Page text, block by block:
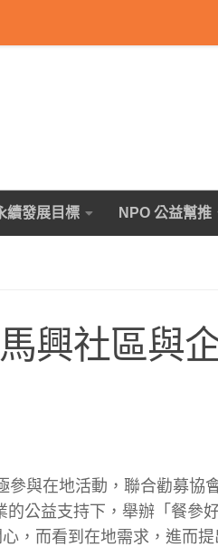
續發展目標 NPO 公益幫推
興社區與
參與在地活動，聯合勸募協
公益支持下，舉辦「餐參好
，而看到在地需求，進而提